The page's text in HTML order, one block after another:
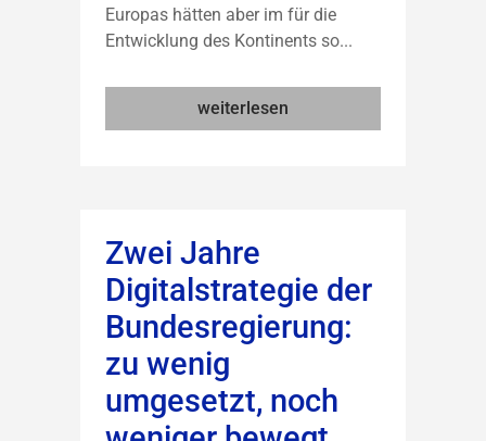
Europas hätten aber im für die
Entwicklung des Kontinents so...
weiterlesen
Zwei Jahre
Digitalstrategie der
Bundesregierung:
zu wenig
umgesetzt, noch